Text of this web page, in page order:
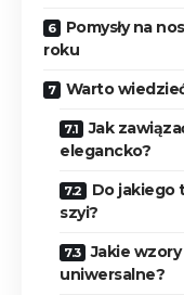
Pomysły na
roku
Warto
Jak‌
elegancko?
Do jakiego
szyi?
Jakie
uniwersalne?